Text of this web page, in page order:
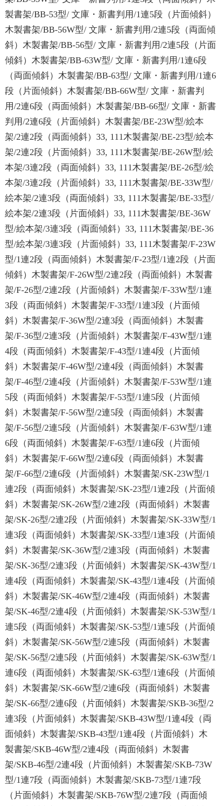
製書架/BB-53型/ 文庫・新書判用/1連5段（片面傾斜）
木製書架/BB-56W型/ 文庫・新書判用/2連5段（両面傾
斜）木製書架/BB-56型/ 文庫・新書判用/2連5段（片面
傾斜）木製書架/BB-63W型/ 文庫・新書判用/1連6段
（両面傾斜）木製書架/BB-63型/ 文庫・新書判用/1連6
段（片面傾斜）木製書架/BB-66W型/ 文庫・新書判
用/2連6段（両面傾斜）木製書架/BB-66型/ 文庫・新書
判用/2連6段（片面傾斜）木製書架/BE-23W型/絵本
架/2連2段（両面傾斜）33, 111木製書架/BE-23型/絵本
架/2連2段（片面傾斜）33, 111木製書架/BE-26W型/絵
本架/3連2段（両面傾斜）33, 111木製書架/BE-26型/絵
本架/3連2段（片面傾斜）33, 111木製書架/BE-33W型/
絵本架/2連3段（両面傾斜）33, 111木製書架/BE-33型/
絵本架/2連3段（片面傾斜）33, 111木製書架/BE-36W
型/絵本架/3連3段（両面傾斜）33, 111木製書架/BE-36
型/絵本架/3連3段（片面傾斜）33, 111木製書架/F-23W
型/1連2段（両面傾斜）木製書架/F-23型/1連2段（片面
傾斜）木製書架/F-26W型/2連2段（両面傾斜）木製書
架/F-26型/2連2段（片面傾斜）木製書架/F-33W型/1連
3段（両面傾斜）木製書架/F-33型/1連3段（片面傾
斜）木製書架/F-36W型/2連3段（両面傾斜）木製書
架/F-36型/2連3段（片面傾斜）木製書架/F-43W型/1連
4段（両面傾斜）木製書架/F-43型/1連4段（片面傾
斜）木製書架/F-46W型/2連4段（両面傾斜）木製書
架/F-46型/2連4段（片面傾斜）木製書架/F-53W型/1連
5段（両面傾斜）木製書架/F-53型/1連5段（片面傾
斜）木製書架/F-56W型/2連5段（両面傾斜）木製書
架/F-56型/2連5段（片面傾斜）木製書架/F-63W型/1連
6段（両面傾斜）木製書架/F-63型/1連6段（片面傾
斜）木製書架/F-66W型/2連6段（両面傾斜）木製書
架/F-66型/2連6段（片面傾斜）木製書架/SK-23W型/1
連2段（両面傾斜）木製書架/SK-23型/1連2段（片面傾
斜）木製書架/SK-26W型/2連2段（両面傾斜）木製書
架/SK-26型/2連2段（片面傾斜）木製書架/SK-33W型/1
連3段（両面傾斜）木製書架/SK-33型/1連3段（片面傾
斜）木製書架/SK-36W型/2連3段（両面傾斜）木製書
架/SK-36型/2連3段（片面傾斜）木製書架/SK-43W型/1
連4段（両面傾斜）木製書架/SK-43型/1連4段（片面傾
斜）木製書架/SK-46W型/2連4段（両面傾斜）木製書
架/SK-46型/2連4段（片面傾斜）木製書架/SK-53W型/1
連5段（両面傾斜）木製書架/SK-53型/1連5段（片面傾
斜）木製書架/SK-56W型/2連5段（両面傾斜）木製書
架/SK-56型/2連5段（片面傾斜）木製書架/SK-63W型/1
連6段（両面傾斜）木製書架/SK-63型/1連6段（片面傾
斜）木製書架/SK-66W型/2連6段（両面傾斜）木製書
架/SK-66型/2連6段（片面傾斜）木製書架/SKB-36型/2
連3段（片面傾斜）木製書架/SKB-43W型/1連4段（両
面傾斜）木製書架/SKB-43型/1連4段（片面傾斜）木
製書架/SKB-46W型/2連4段（両面傾斜）木製書
架/SKB-46型/2連4段（片面傾斜）木製書架/SKB-73W
型/1連7段（両面傾斜）木製書架/SKB-73型/1連7段
（片面傾斜）木製書架/SKB-76W型/2連7段（両面傾